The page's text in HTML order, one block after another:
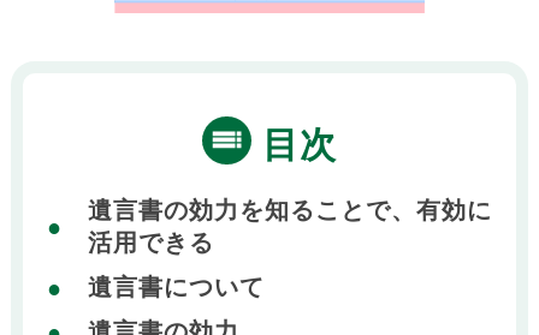
目次
遺言書の効力を知ることで、有効に
活用できる
遺言書について